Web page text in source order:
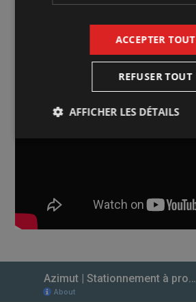
ACCEPTER TOUT
REFUSER TOUT
AFFICHER LES DÉTAILS